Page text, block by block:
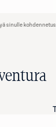
sinulle